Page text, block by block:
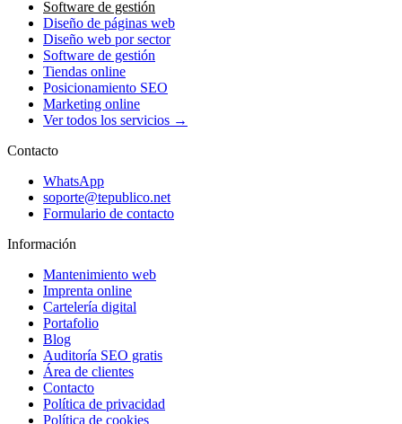
Software de gestión
Diseño de páginas web
Diseño web por sector
Software de gestión
Tiendas online
Posicionamiento SEO
Marketing online
Ver todos los servicios →
Contacto
WhatsApp
soporte@tepublico.net
Formulario de contacto
Información
Mantenimiento web
Imprenta online
Cartelería digital
Portafolio
Blog
Auditoría SEO gratis
Área de clientes
Contacto
Política de privacidad
Política de cookies